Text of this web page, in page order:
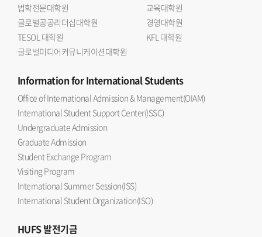
법학전문대학원
교육대학원
글로벌공공리더십대학원
경영대학원
TESOL 대학원
KFL 대학원
글로벌미디어커뮤니케이션대학원
Informationfor International Students
Office of International Admission & Management(OIAM)
International Student Support Center(ISSC)
Undergraduate Admission
Graduate Admission
Student Exchange Program
Visiting Program
International Summer Session(ISS)
International Student Organization(ISO)
HUFS발전기금